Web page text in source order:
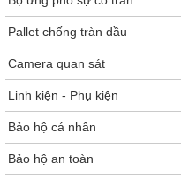
Pallet chống tràn dầu
Camera quan sát
Linh kiện - Phụ kiện
Bảo hộ cá nhân
Bảo hộ an toàn